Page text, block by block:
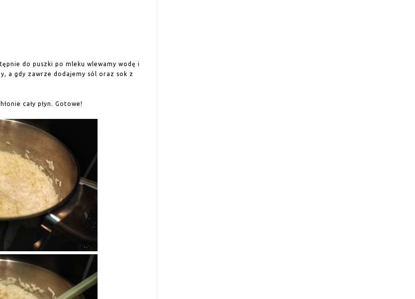
do puszki po mleku wlewamy wodę i
a gdy zawrze dodajemy sól oraz sok z
cały płyn. Gotowe!